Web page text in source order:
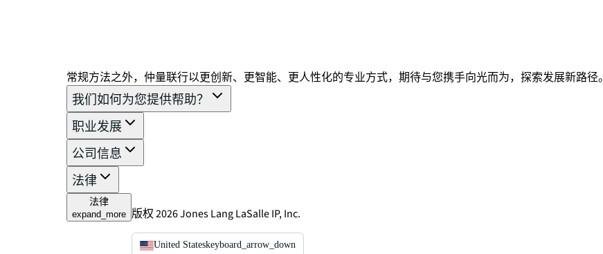
常规方法之外，仲量联行以更创新、更智能、更人性化的专业方式，期待与您携手向光而为，探索发展新路径。
我们如何为您提供帮助？
职业发展
公司信息
法律
法律
expand_more 版权 2026 Jones Lang LaSalle IP, Inc.
United Stateskeyboard_arrow_down